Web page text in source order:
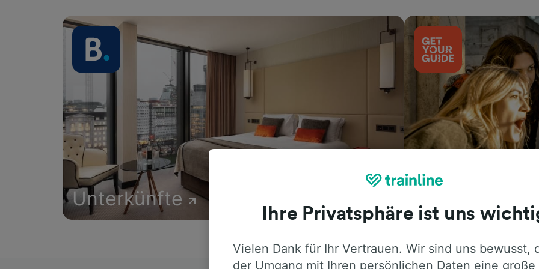
Unterkünfte
Ihre Privatsphäre ist uns
Vielen Dank für Ihr Vertrauen. Wir sind uns bewusst,
der Umgang mit Ihren persönlichen Daten eine große